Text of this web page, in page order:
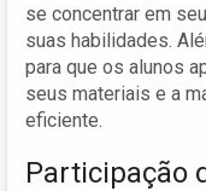
se concentrar em
suas habilidades.
para que os alunos
seus materiais e a
eficiente.
Participação